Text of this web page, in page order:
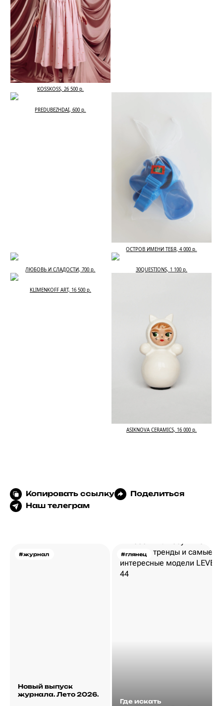
KOSSKOSS, 26 500 р.
PREDUBEZHDAI, 600 р.
ОСТРОВ ИМЕНИ ТЕБЯ, 4 000 р.
ЛЮБОВЬ И СЛАДОСТИ, 700 р. 30QUESTIONS, 1 100 р.
KLIMENKOFF ART, 16 500 р.
ASIKNOVA CERAMICS, 16 000 р.
Копировать ссылку
Поделиться
Наш телеграм
#журнал
Новый выпуск
журнала. Лето 2026.
#глянец
Где искать